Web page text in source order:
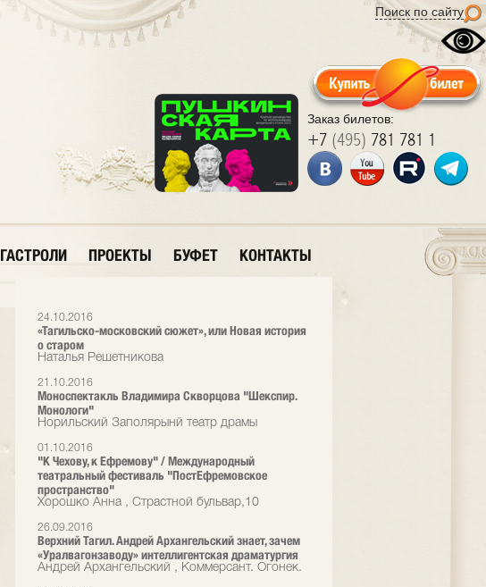
Поиск по сайту
Заказ билетов:
+7 (495) 781 781 1
ГАСТРОЛИ ПРОЕКТЫ БУФЕТ КОНТАКТЫ
24.10.2016
«Тагильско-московский сюжет», или Новая история
о старом
Наталья Решетникова
21.10.2016
Моноспектакль Владимира Скворцова "Шекспир.
Монологи"
Норильский Заполярынй театр драмы
01.10.2016
"К Чехову, к Ефремову" / Международный
театральный фестиваль "ПостЕфремовское
пространство"
Хорошко Анна , Страстной бульвар,10
26.09.2016
Верхний Тагил. Андрей Архангельский знает, зачем
«Уралвагонзаводу» интеллигентская драматургия
Андрей Архангельский , Коммерсант. Огонек.